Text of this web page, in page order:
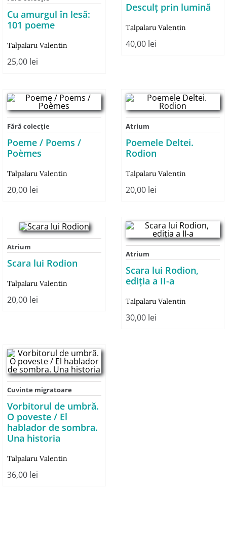
Cu amurgul în lesă:
101 poeme
Talpalaru Valentin
25,00 lei
Desculț prin lumină
Talpalaru Valentin
40,00 lei
Fără colecție
Poeme / Poems /
Poèmes
Talpalaru Valentin
20,00 lei
Atrium
Poemele Deltei.
Rodion
Talpalaru Valentin
20,00 lei
Atrium
Scara lui Rodion
Talpalaru Valentin
20,00 lei
Atrium
Scara lui Rodion,
ediţia a II-a
Talpalaru Valentin
30,00 lei
Cuvinte migratoare
Vorbitorul de umbră.
O poveste / El
hablador de sombra.
Una historia
Talpalaru Valentin
36,00 lei